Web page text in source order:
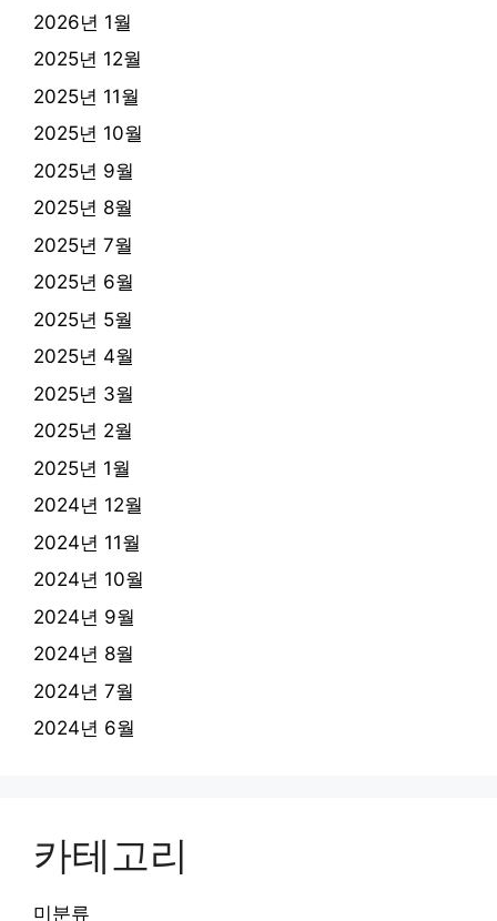
2026년 1월
2025년 12월
2025년 11월
2025년 10월
2025년 9월
2025년 8월
2025년 7월
2025년 6월
2025년 5월
2025년 4월
2025년 3월
2025년 2월
2025년 1월
2024년 12월
2024년 11월
2024년 10월
2024년 9월
2024년 8월
2024년 7월
2024년 6월
카테고리
미분류